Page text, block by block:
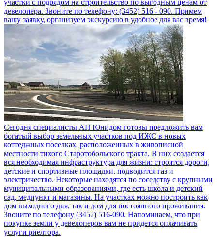
участки с подрядом на строительство по выгодным ценам от
девелопера. Звоните по телефону: (3452) 516 - 090. Примем
вашу заявку, организуем экскурсию в удобное для вас время!
Сегодня специалисты АН Юнидом готовы предложить вам
богатый выбор земельных участков под ИЖС в новых
коттеджных поселках, расположенных в живописной
местности тихого Старотобольского тракта. В них создается
вся необходимая инфраструктура для жизни: строятся дороги,
детские и спортивные площадки, подводится газ и
электричество. Некоторые находятся по соседству с крупными
муниципальными образованиями, где есть школа и детский
сад, медпункт и магазины. На участках можно построить как
дом выходного дня, так и дом для постоянного проживания.
Звоните по телефону (3452) 516-090. Напоминаем, что при
покупке земли у девелоперов вам не придется оплачивать
услуги риелтора.